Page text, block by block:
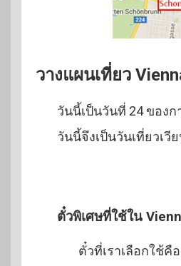
วางแผนเที่ยว
วันนี้เป็นวันที่ 24 ของก
วันนี้จึงเป็นวันเที่ยวเวี
ตั๋วพิเศษที่ใช้ใน
ตั๋วที่เราเลือกใช้คือ